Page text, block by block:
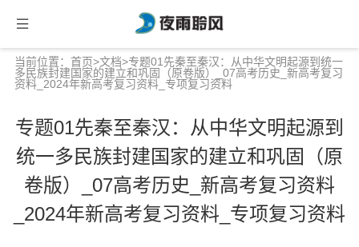
当前位置： 首页>文档>专题01先秦至秦汉：从中华文明起源到统一
多民族封建国家的建立和巩固（原卷版）_07高考历史_新高考复习
资料_2024年新高考复习资料_专项复习资料
专题01先秦至秦汉：从中华文明起源到
统一多民族封建国家的建立和巩固（原
卷版）_07高考历史_新高考复习资料
_2024年新高考复习资料_专项复习资料